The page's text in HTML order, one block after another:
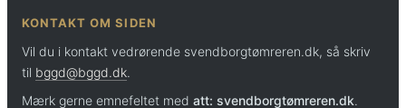
KONTAKT OM SIDEN
Vil du i kontakt vedrørende svendborgtømreren.dk, så skriv
til bggd@bggd.dk.
Mærk gerne emnefeltet med att: svendborgtømreren.dk.